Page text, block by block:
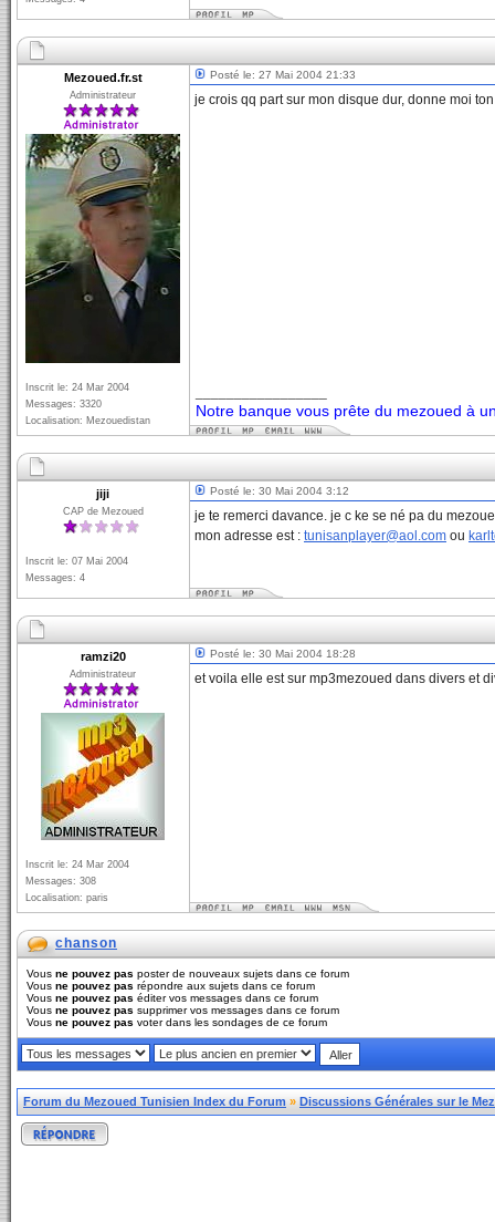
Mezoued.fr.st
Administrateur
Inscrit le: 24 Mar 2004
Messages: 3320
Localisation: Mezouedistan
Posté le: 27 Mai 2004 21:33
je crois qq part sur mon disque dur, donne moi
Notre banque vous prête du mezoued à
jiji
CAP de Mezoued
Inscrit le: 07 Mai 2004
Messages: 4
Posté le: 30 Mai 2004 3:12
je te remerci davance. je c ke se né pa du
mon adresse est : tunisanplayer@aol.com ou
ramzi20
Administrateur
Inscrit le: 24 Mar 2004
Messages: 308
Localisation: paris
Posté le: 30 Mai 2004 18:28
et voila elle est sur mp3mezoued dans divers et
chanson
Vous ne pouvez pas poster de nouveaux sujets dans ce forum
Vous ne pouvez pas répondre aux sujets dans ce forum
Vous ne pouvez pas éditer vos messages dans ce forum
Vous ne pouvez pas supprimer vos messages dans ce forum
Vous ne pouvez pas voter dans les sondages de ce forum
Forum du Mezoued Tunisien Index du Forum » Discussions Générales sur le